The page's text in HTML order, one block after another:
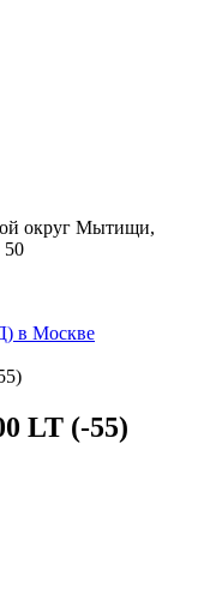
округ Мытищи,
50
в Москве
LT (-55)